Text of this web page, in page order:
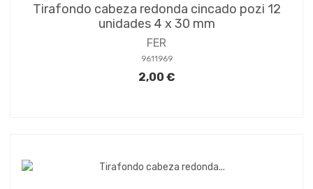
Tirafondo cabeza redonda cincado pozi 12
unidades 4 x 30 mm
FER
9611969
2,00 €